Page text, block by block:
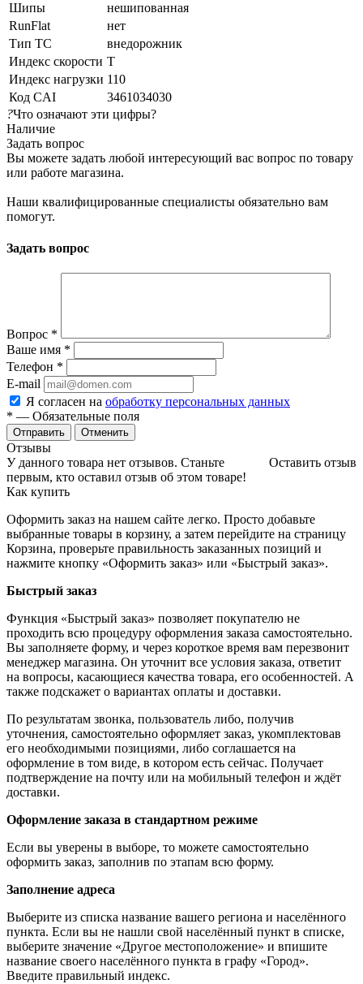
Шипы
нешипованная
RunFlat
нет
Тип ТС
внедорожник
Индекс скорости T
Индекс нагрузки 110
Код CAI
3461034030
?Что означают эти цифры?
Наличие
Задать вопрос
Вы можете задать любой интересующий вас вопрос по товару
или работе магазина.
Наши квалифицированные специалисты обязательно вам
помогут.
Задать вопрос
Вопрос *
Ваше имя *
Телефон *
E-mail
Я согласен на обработку персональных данных
* — Обязательные поля
Отменить
Отзывы
Оставить отзыв
У данного товара нет отзывов. Станьте
первым, кто оставил отзыв об этом товаре!
Как купить
Оформить заказ на нашем сайте легко. Просто добавьте
выбранные товары в корзину, а затем перейдите на страницу
Корзина, проверьте правильность заказанных позиций и
нажмите кнопку «Оформить заказ» или «Быстрый заказ».
Быстрый заказ
Функция «Быстрый заказ» позволяет покупателю не
проходить всю процедуру оформления заказа самостоятельно.
Вы заполняете форму, и через короткое время вам перезвонит
менеджер магазина. Он уточнит все условия заказа, ответит
на вопросы, касающиеся качества товара, его особенностей. А
также подскажет о вариантах оплаты и доставки.
По результатам звонка, пользователь либо, получив
уточнения, самостоятельно оформляет заказ, укомплектовав
его необходимыми позициями, либо соглашается на
оформление в том виде, в котором есть сейчас. Получает
подтверждение на почту или на мобильный телефон и ждёт
доставки.
Оформление заказа в стандартном режиме
Если вы уверены в выборе, то можете самостоятельно
оформить заказ, заполнив по этапам всю форму.
Заполнение адреса
Выберите из списка название вашего региона и населённого
пункта. Если вы не нашли свой населённый пункт в списке,
выберите значение «Другое местоположение» и впишите
название своего населённого пункта в графу «Город».
Введите правильный индекс.